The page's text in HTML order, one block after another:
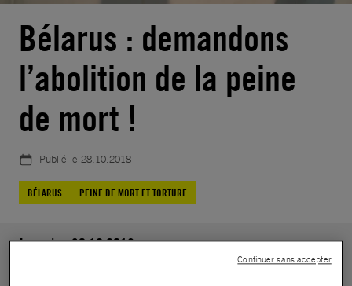
Bélarus : demandons
l’abolition de la peine
de mort !
Publié le 28.10.2018
BÉLARUS PEINE DE MORT ET TORTURE
Jusqu'au 30.12.2018
Continuer sans accepter